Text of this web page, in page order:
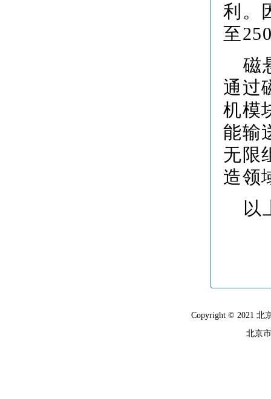
利。
至
磁
通过
机模
能输
无限
造领
以
Copyright © 2021
北京